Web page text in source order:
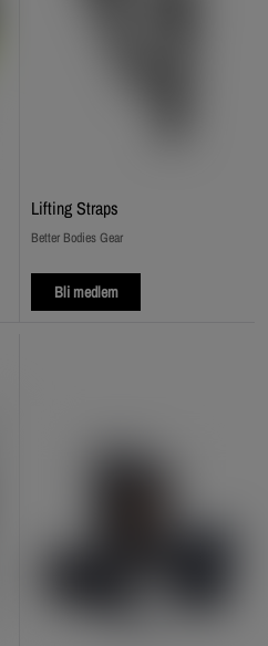
Lifting Straps
Better Bodies Gear
Bli medlem